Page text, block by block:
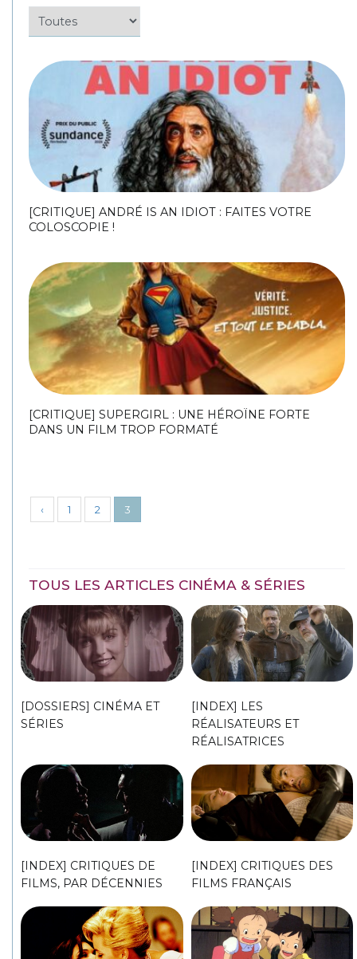
[CRITIQUE] ANDRÉ IS AN IDIOT : FAITES VOTRE
COLOSCOPIE !
[CRITIQUE] SUPERGIRL : UNE HÉROÏNE FORTE
DANS UN FILM TROP FORMATÉ
‹ 1 2 3
TOUS LES ARTICLES CINÉMA & SÉRIES
[DOSSIERS] CINÉMA ET
SÉRIES
[INDEX] LES
RÉALISATEURS ET
RÉALISATRICES
[INDEX] CRITIQUES DE
FILMS, PAR DÉCENNIES
[INDEX] CRITIQUES DES
FILMS FRANÇAIS